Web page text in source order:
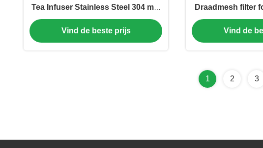
Tea Infuser Stainless Steel 304 met
Handvat
Vind de beste prijs
Draadmesh filter
Embleemfda
Vind de
1 2 3